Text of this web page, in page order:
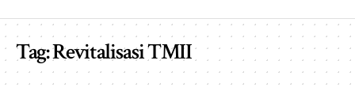
Tag:Revitalisasi TMII